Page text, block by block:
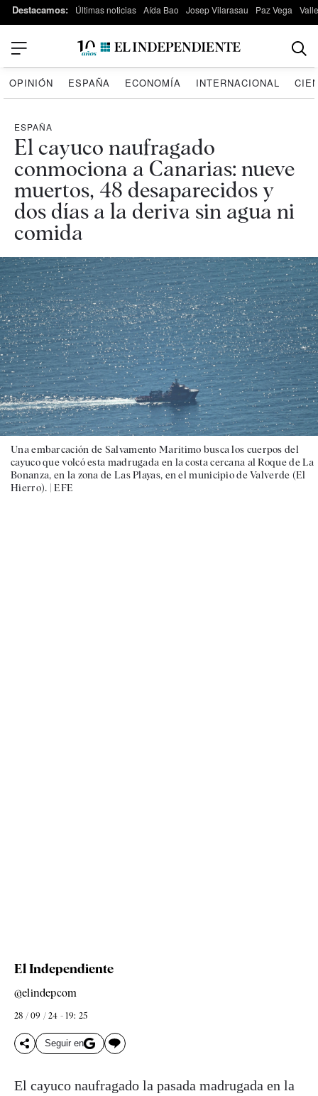
Destacamos: Últimas noticias Aída Bao Josep Vilarasau Paz Vega
OPINIÓN ESPAÑA ECONOMÍA INTERNACIONAL
ESPAÑA
El cayuco naufragado
conmociona a Canarias: nueve
muertos, 48 desaparecidos y
dos días a la deriva sin agua ni
comida
Una embarcación de Salvamento Marítimo busca los cuerpos del
cayuco que volcó esta madrugada en la costa cercana al Roque de La
Bonanza, en la zona de Las Playas, en el municipio de Valverde (El
Hierro). |EFE
El Independiente
@elindepcom
28 / 09 / 24 - 19: 25
Seguir en
El cayuco naufragado la pasada madrugada en la